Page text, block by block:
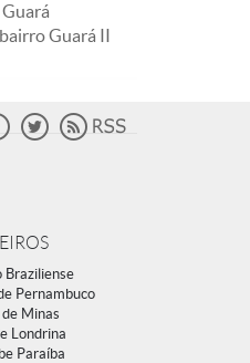
Guará II
Braziliense
Pernambuco
Minas
Londrina
Paraíba